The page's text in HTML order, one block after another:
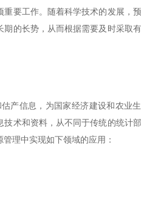
要工作。随着科学技术的发展，
的长势，从而根据需要及时采取
产信息，为国家经济建设和农业
术和资料，从不同于传统的统计
理中实现如下领域的应用：